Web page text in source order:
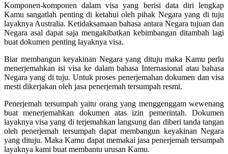
Komponen-komponen dalam visa yang berisi data diri lengkap
Kamu sangatlah penting di ketahui oleh pihak Negara yang di tuju
layaknya Australia. Ketidaksamaan bahasa antara Negara tujuan dan
Negara asal dapat saja mengakibatkan kebimbangan ditambah lagi
buat dokumen penting layaknya visa.
Biar membangun keyakinan Negara yang dituju maka Kamu perlu
menerjemahkan isi visa ke dalam bahasa Internasional atau bahasa
Negara yang di tuju. Untuk proses penerjemahan dokumen dan visa
mesti dikerjakan oleh jasa penerjemah tersumpah resmi.
Penerjemah tersumpah yaitu orang yang menggenggam wewenang
buat menerjemahkan dokumen atas izin pemerintah. Dokumen
layaknya visa yang di terjemahkan langsung dan diberi tanda tangan
oleh penerjemah tersumpah dapat membangun keyakinan Negara
yang dituju. Maka Kamu dapat memakai jasa penerjemah tersumpah
layaknya kami buat membantu urusan Kamu.